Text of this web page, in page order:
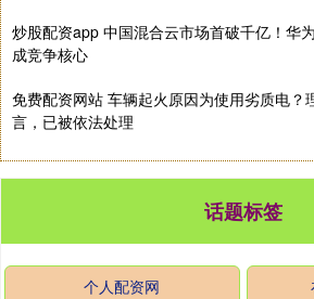
炒股配资app 中国混合云市场首破千亿！华
成竞争核心
免费配资网站 车辆起火原因为使用劣质电？
言，已被依法处理
话题标签
个人配资网